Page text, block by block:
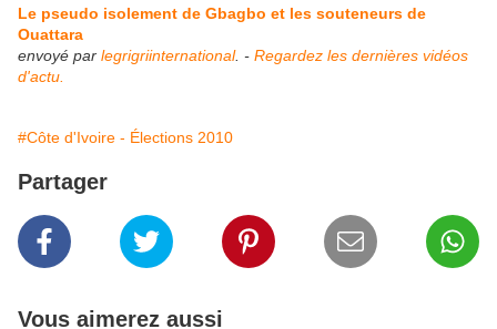
Le pseudo isolement de Gbagbo et les souteneurs de
Ouattara
envoyé par legrigriinternational. - Regardez les dernières vidéos
d'actu.
#Côte d'Ivoire - Élections 2010
Partager
Vous aimerez aussi